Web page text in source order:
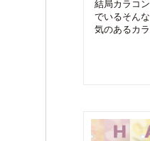
結局カラコ
でいるそん
気のあるカ